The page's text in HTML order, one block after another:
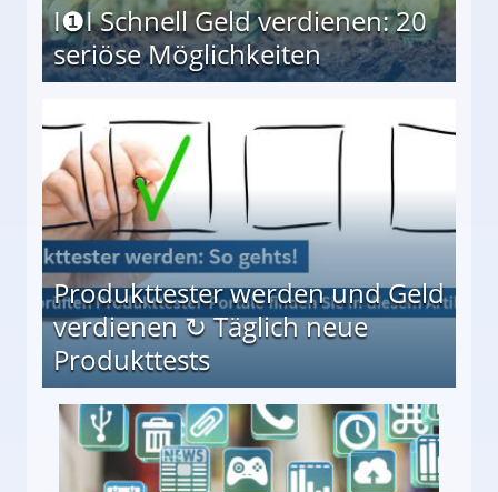
I❶I Schnell Geld verdienen: 20
seriöse Möglichkeiten
Produkttester werden und Geld
verdienen ↻ Täglich neue
Produkttests
↻ Täglich neue Produkttests